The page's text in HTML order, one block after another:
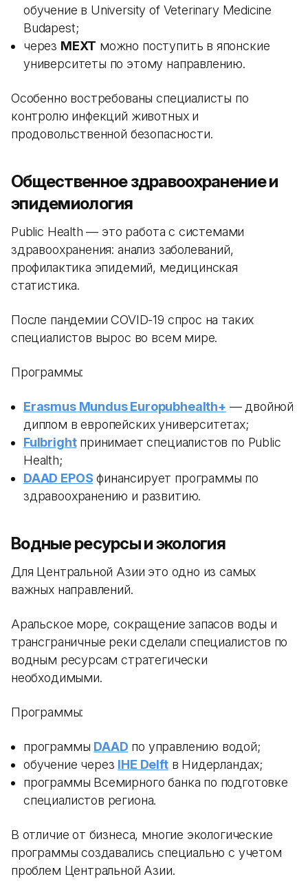
обучение в University of Veterinary Medicine
Budapest;
через MEXT можно поступить в японские
университеты по этому направлению.
Особенно востребованы специалисты по
контролю инфекций животных и
продовольственной безопасности.
Общественное здравоохранение и
эпидемиология
Public Health — это работа с системами
здравоохранения: анализ заболеваний,
профилактика эпидемий, медицинская
статистика.
После пандемии COVID-19 спрос на таких
специалистов вырос во всем мире.
Программы:
Erasmus Mundus Europubhealth+ — двойной
диплом в европейских университетах;
Fulbrightпринимает специалистов по Public
Health;
DAAD EPOS финансирует программы по
здравоохранению и развитию.
Водные ресурсы и экология
Для Центральной Азии это одно из самых
важных направлений.
Аральское море, сокращение запасов воды и
трансграничные реки сделали специалистов по
водным ресурсам стратегически
необходимыми.
Программы:
программы DAAD по управлению водой;
обучение через IHE Delftв Нидерландах;
программы Всемирного банка по подготовке
специалистов региона.
В отличие от бизнеса, многие экологические
программы создавались специально с учетом
проблем Центральной Азии.